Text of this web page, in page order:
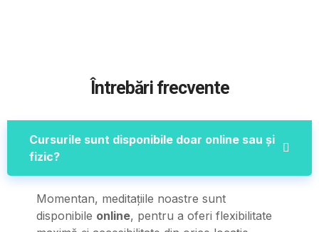
Întrebări frecvente
Cursurile sunt disponibile doar online sau și
fizic?
Momentan, meditațiile noastre sunt
disponibile online, pentru a oferi flexibilitate